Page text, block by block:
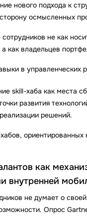
нового подхода к
осмысленных
сотрудников не как
как владельцев
в управленческих
skill-хаба как места
развития
решений.
ориентированных
как
внутренней
не думает о
Опрос